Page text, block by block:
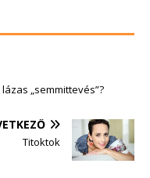
„semmittevés”?
Titoktok